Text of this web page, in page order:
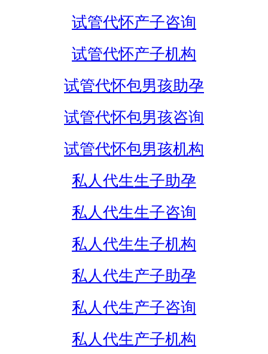
试管代怀产子咨询
试管代怀产子机构
试管代怀包男孩助孕
试管代怀包男孩咨询
试管代怀包男孩机构
私人代生生子助孕
私人代生生子咨询
私人代生生子机构
私人代生产子助孕
私人代生产子咨询
私人代生产子机构